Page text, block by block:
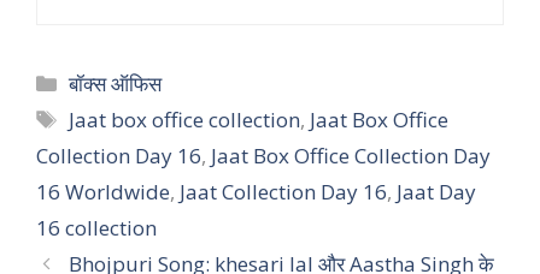
Categories
बॉक्स ऑफिस
Tags
Jaat box office collection, Jaat Box Office
Collection Day 16, Jaat Box Office Collection Day
16 Worldwide, Jaat Collection Day 16, Jaat Day
16 collection
Bhojpuri Song: khesari lal और Aastha Singh के